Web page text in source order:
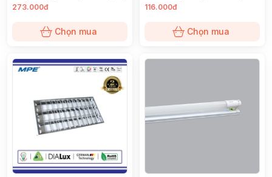
273.000đ
Chọn mua
116.000đ
Chọn mua